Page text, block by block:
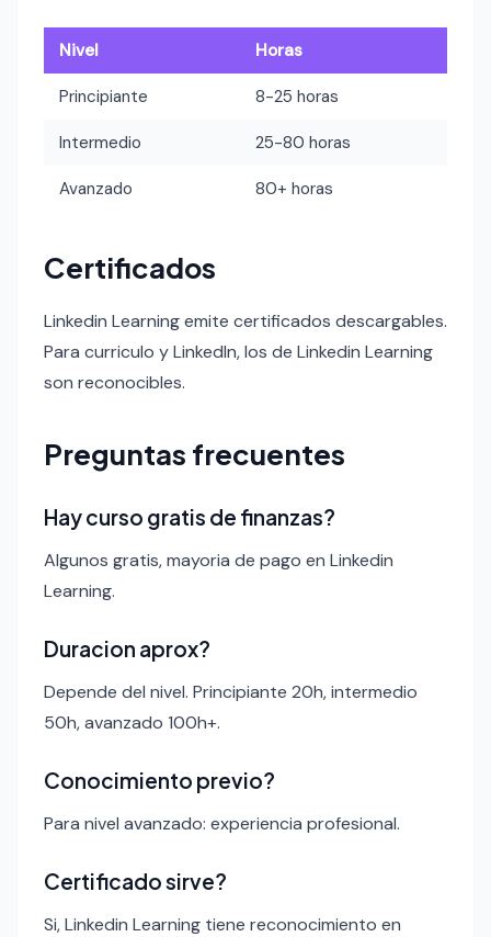
Nivel Horas
Principiante 8-25 horas
Intermedio 25-80 horas
Avanzado 80+ horas
Certificados
Linkedin Learning emite certificados descargables.
Para curriculo y LinkedIn, los de Linkedin Learning
son reconocibles.
Preguntas frecuentes
Hay curso gratis de finanzas?
Algunos gratis, mayoria de pago en Linkedin
Learning.
Duracion aprox?
Depende del nivel. Principiante 20h, intermedio
50h, avanzado 100h+.
Conocimiento previo?
Para nivel avanzado: experiencia profesional.
Certificado sirve?
Si, Linkedin Learning tiene reconocimiento en